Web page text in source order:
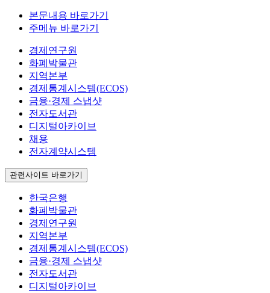
본문내용 바로가기
주메뉴 바로가기
경제연구원
화폐박물관
지역본부
경제통계시스템(ECOS)
금융·경제 스냅샷
전자도서관
디지털아카이브
채용
전자계약시스템
관련사이트 바로가기
한국은행
화폐박물관
경제연구원
지역본부
경제통계시스템(ECOS)
금융·경제 스냅샷
전자도서관
디지털아카이브